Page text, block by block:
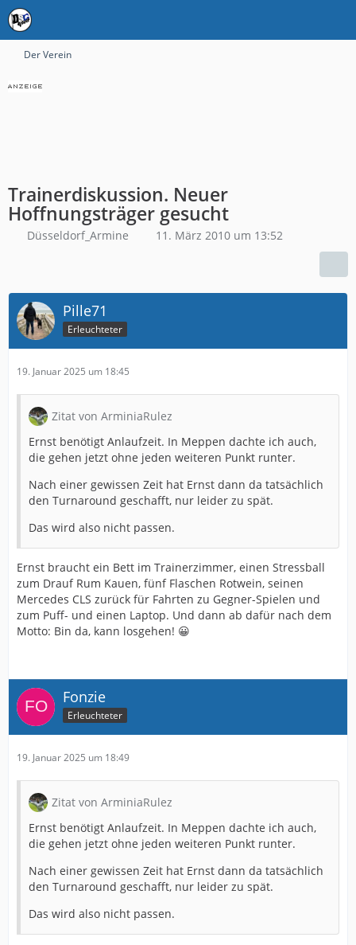
Der Verein
Trainerdiskussion. Neuer
Hoffnungsträger gesucht
Düsseldorf_Armine 11. März 2010 um 13:52
Pille71
Erleuchteter
19. Januar 2025 um 18:45
Zitat von ArminiaRulez
Ernst benötigt Anlaufzeit. In Meppen dachte ich auch,
die gehen jetzt ohne jeden weiteren Punkt runter.
Nach einer gewissen Zeit hat Ernst dann da tatsächlich
den Turnaround geschafft, nur leider zu spät.
Das wird also nicht passen.
Ernst braucht ein Bett im Trainerzimmer, einen Stressball
zum Drauf Rum Kauen, fünf Flaschen Rotwein, seinen
Mercedes CLS zurück für Fahrten zu Gegner-Spielen und
zum Puff- und einen Laptop. Und dann ab dafür nach dem
Motto: Bin da, kann losgehen! 😀
Fonzie
Erleuchteter
19. Januar 2025 um 18:49
Zitat von ArminiaRulez
Ernst benötigt Anlaufzeit. In Meppen dachte ich auch,
die gehen jetzt ohne jeden weiteren Punkt runter.
Nach einer gewissen Zeit hat Ernst dann da tatsächlich
den Turnaround geschafft, nur leider zu spät.
Das wird also nicht passen.